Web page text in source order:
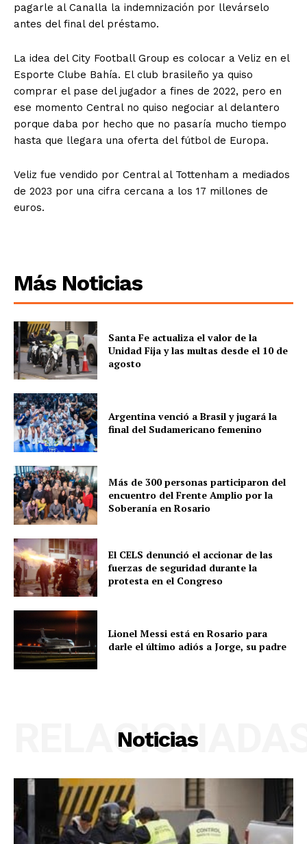
pagarle al Canalla la indemnización por llevárselo
antes del final del préstamo.
La idea del City Football Group es colocar a Veliz en el
Esporte Clube Bahía. El club brasileño ya quiso
comprar el pase del jugador a fines de 2022, pero en
ese momento Central no quiso negociar al delantero
porque daba por hecho que no pasaría mucho tiempo
hasta que llegara una oferta del fútbol de Europa.
Veliz fue vendido por Central al Tottenham a mediados
de 2023 por una cifra cercana a los 17 millones de
euros.
Más Noticias
Santa Fe actualiza el valor de la
Unidad Fija y las multas desde el 10 de
agosto
Argentina venció a Brasil y jugará la
final del Sudamericano femenino
Más de 300 personas participaron del
encuentro del Frente Amplio por la
Soberanía en Rosario
El CELS denunció el accionar de las
fuerzas de seguridad durante la
protesta en el Congreso
Lionel Messi está en Rosario para
darle el último adiós a Jorge, su padre
Noticias